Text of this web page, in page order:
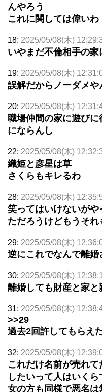
んやろう
これに関しては偉いわ
18: 2025/05/08(木)
いやまだ不倫相手の
19: 2025/05/08(木)
誤解だからノーダメや
20: 2025/05/08(木)
職場仲間の家に遊び
にならんし
22: 2025/05/08(木)
織姫と彦星は草
さくらもキレるわ
28: 2025/05/08(木)
笑ってはいけないが
ただろうけどもうそ
29: 2025/05/08(木)
逆にこれでなんで離
30: 2025/05/08(木)
離婚しても財産と家
31: 2025/05/08(木)
>>29
過去2回許してもらえ
32: 2025/05/08(木)
これだけ名前が売れ
したいって人はいく
女の方も同様で悪名